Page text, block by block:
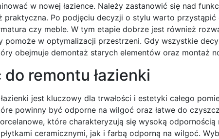
w nowej łazience. Należy zastanowić się nad
praktyczna. Po podjęciu decyzji o stylu warto
czy meble. W tym etapie dobrze jest również
pomoże w optymalizacji przestrzeni. Gdy wszystkie
obejmuje demontaż starych elementów oraz montaż
remontu łazienki
jest kluczowy dla trwałości i estetyki całego
powinny być odporne na wilgoć oraz łatwe do
które charakteryzują się wysoką odpornością
ceramicznymi, jak i farbą odporną na wilgoć.